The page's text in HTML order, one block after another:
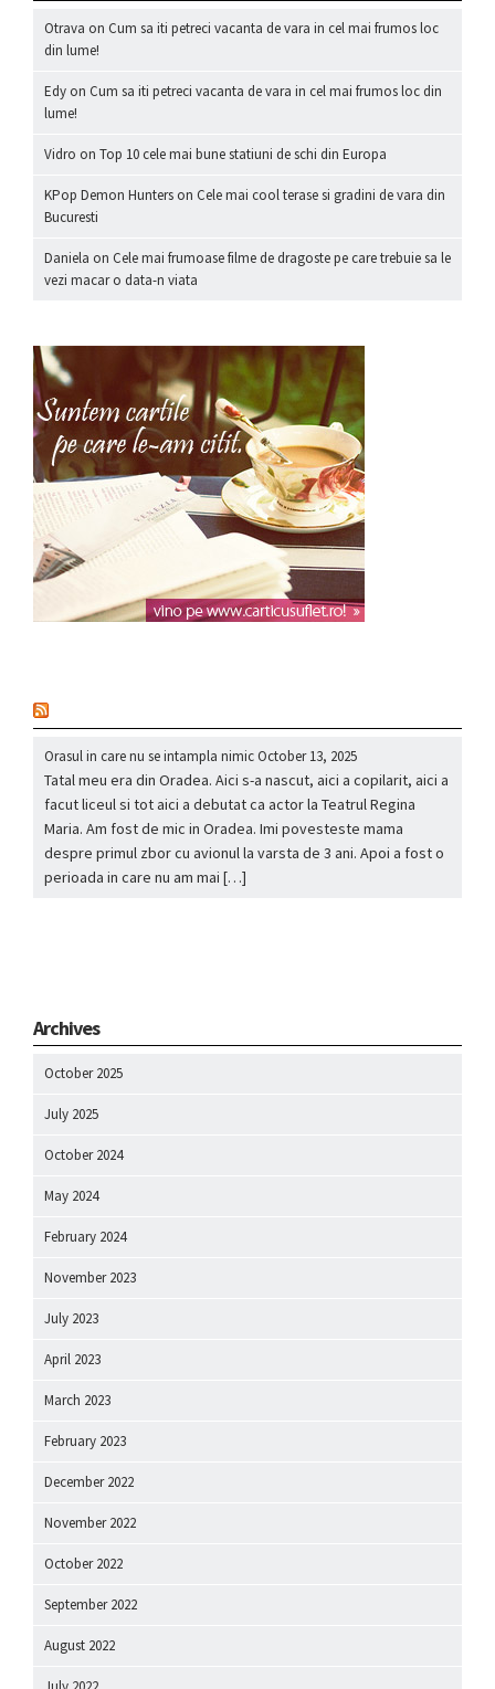
Otrava on Cum sa iti petreci vacanta de vara in cel mai frumos loc
din lume!
Edy on Cum sa iti petreci vacanta de vara in cel mai frumos loc din
lume!
Vidro on Top 10 cele mai bune statiuni de schi din Europa
KPop Demon Hunters on Cele mai cool terase si gradini de vara din
Bucuresti
Daniela on Cele mai frumoase filme de dragoste pe care trebuie sa le
vezi macar o data-n viata
Orasul in care nu se intampla nimicOctober 13, 2025
Tatal meu era din Oradea. Aici s-a nascut, aici a copilarit, aici a
facut liceul si tot aici a debutat ca actor la Teatrul Regina
Maria. Am fost de mic in Oradea. Imi povesteste mama
despre primul zbor cu avionul la varsta de 3 ani. Apoi a fost o
perioada in care nu am mai […]
Archives
October 2025
July 2025
October 2024
May 2024
February 2024
November 2023
July 2023
April 2023
March 2023
February 2023
December 2022
November 2022
October 2022
September 2022
August 2022